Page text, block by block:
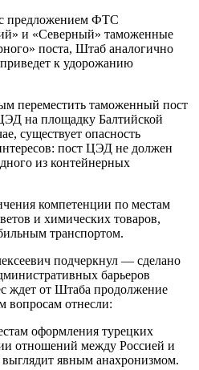
с предложением ФТС
и «Северный» таможенные
поста, Штаб аналогично
к удорожанию
переместить таможенный пост
на площадку Балтийской
существует опасность
пост ЦЭД не должен
из контейнерных
компетенции по местам
и химических товаров,
транспортом.
подчеркнул — сделано
барьеров
ждет от Штаба продолжение
отнесли:
оформления турецких
отношений между Россией и
явным анахронизмом.